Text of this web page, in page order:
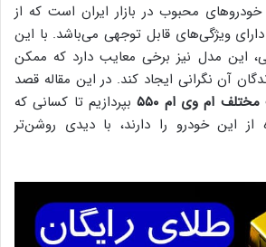
یکی از خودروهای محبوب در بازار ایران است که از
ویژگی‌های قابل توجهی می‌باشد. با این
این مدل نیز برخی معایب دارد که ممکن
آن نگرانی‌ ایجاد کند. در این مقاله قصد
ام وی ام ۵۵۰
بپردازیم تا کسانی که
این خودرو را دارند، با دیدی روشن‌تر